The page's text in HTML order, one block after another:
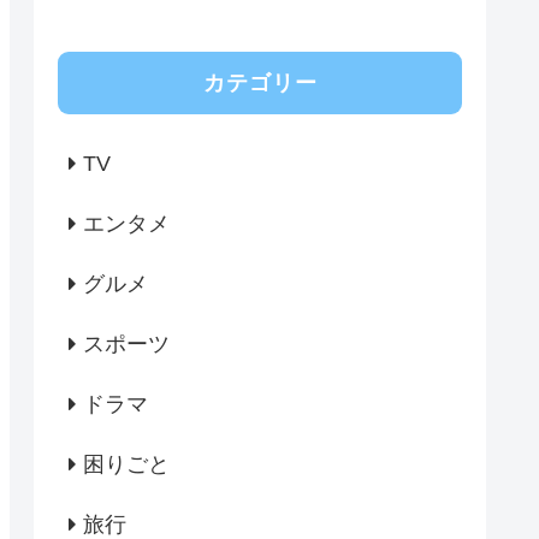
カテゴリー
TV
エンタメ
グルメ
スポーツ
ドラマ
困りごと
旅行